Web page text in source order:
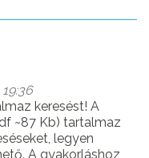
keresést! A
~87 Kb) tartalmaz
legyen
A gyakorláshoz